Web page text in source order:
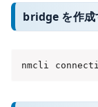
bridge を作成
nmcli